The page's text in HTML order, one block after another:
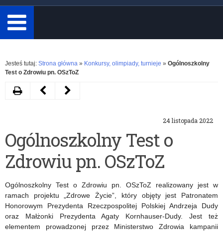
minimum
3
znaki.
Rozwiń
Jesteś tutaj: Strona główna » Konkursy, olimpiady, turnieje » Ogólnoszkolny
Test o Zdrowiu pn. OSzToZ
24 listopada 2022
Ogólnoszkolny Test o
Zdrowiu pn. OSzToZ
Ogólnoszkolny Test o Zdrowiu pn. OSzToZ realizowany jest w
ramach projektu „Zdrowe Życie”, który objęty jest Patronatem
Honorowym Prezydenta Rzeczpospolitej Polskiej Andrzeja Dudy
oraz Małżonki Prezydenta Agaty Kornhauser-Dudy. Jest też
elementem prowadzonej przez Ministerstwo Zdrowia kampanii
DrukujNastępny
Ogólnopolskie
Igrzyska
Optyczne
Poprzedni
Ogólnopolski
Konkurs
„Bezpieczny
Internet
–
Działajmy